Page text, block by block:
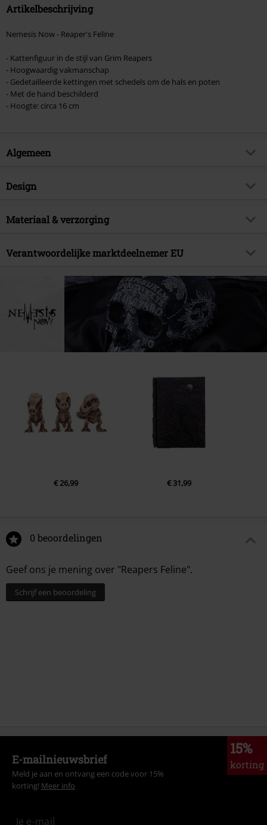
Artikelbeschrijving
Nemesis Now - Reaper's Feline
- Kattenfiguur in de stijl van Grim Reapers
- Hoogwaardig vakmanschap
- Gedetailleerde kettingen met schedels om de hals en poten
- Met de hand beschilderd
- Hoogte: circa 16 cm
Algemeen
Artikelnr.
Artikelonderwerp
Releasedatum
30-06-2023
Design
Producttype
Materiaal & verzorging
Buitenmateriaal polyresin
Verantwoordelijke marktdeelnemer EU
Nemesis Now B. V.
Kingsfordweg 151
Netherlands
www.nemesisnow.com
€ 26,99 € 31,99
0 beoordelingen
Geef ons je mening over "Reapers Feline".
Schrijf een beoordeling
15%
korting
E-mailnieuwsbrief
Meld je aan en ontvang een code voor 15%
korting! Meer info